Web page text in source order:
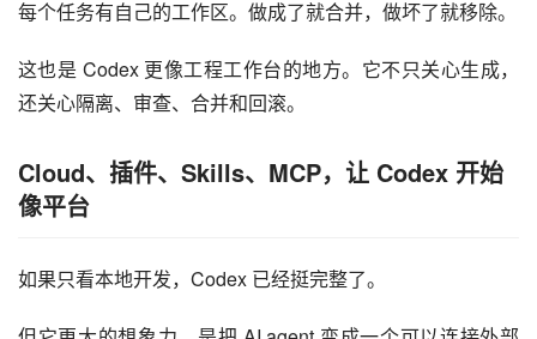
每个任务有自己的工作区。做成了就合并，做坏了就移除。
这也是 Codex 更像工程工作台的地方。它不只关心生成，
还关心隔离、审查、合并和回滚。
Cloud、插件、Skills、MCP，让 Codex 开始
像平台
如果只看本地开发，Codex 已经挺完整了。